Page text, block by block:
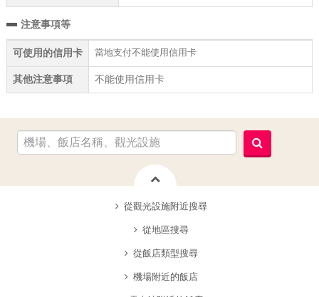
注意事項等
可使用的信用卡 當地支付不能使用信用卡
其他注意事項 不能使用信用卡
從觀光設施附近搜尋
從地區搜尋
從飯店類型搜尋
機場附近的飯店